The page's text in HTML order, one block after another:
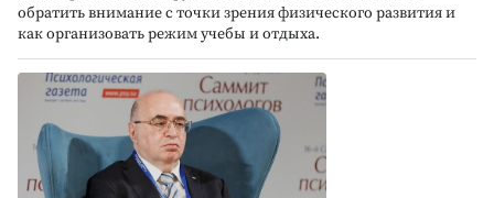
обратить внимание с точки зрения физического развития и
как организовать режим учебы и отдыха.